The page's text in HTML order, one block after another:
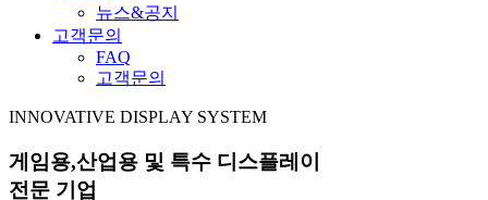
뉴스&공지
고객문의
FAQ
고객문의
INNOVATIVE DISPLAY SYSTEM
게임용,산업용 및 특수 디스플레이
전문 기업